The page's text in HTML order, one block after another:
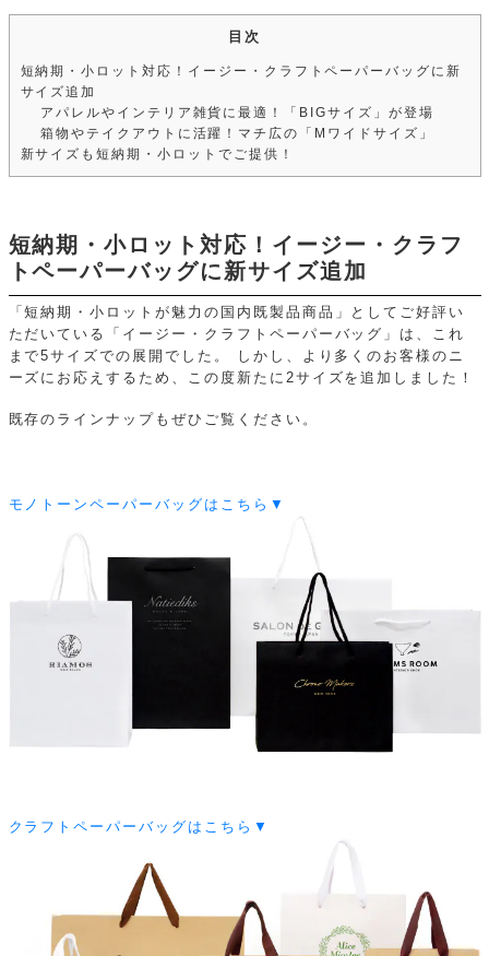
目次
短納期・小ロット対応！イージー・クラフトペーパーバッグに新
サイズ追加
アパレルやインテリア雑貨に最適！「BIGサイズ」が登場
箱物やテイクアウトに活躍！マチ広の「Mワイドサイズ」
新サイズも短納期・小ロットでご提供！
短納期・小ロット対応！イージー・クラフ
トペーパーバッグに新サイズ追加
「短納期・小ロットが魅力の国内既製品商品」としてご好評い
ただいている「イージー・クラフトペーパーバッグ」は、これ
まで5サイズでの展開でした。
しかし、より多くのお客様のニ
ーズにお応えするため、この度新たに2サイズを追加しました！
既存のラインナップもぜひご覧ください。
モノトーンペーパーバッグはこちら▼
クラフトペーパーバッグはこちら▼